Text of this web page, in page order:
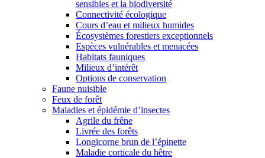
sensibles et la biodiversité
Connectivité écologique
Cours d’eau et milieux humides
Écosystèmes forestiers exceptionnels
Espèces vulnérables et menacées
Habitats fauniques
Milieux d’intérêt
Options de conservation
Faune nuisible
Feux de forêt
Maladies et épidémie d’insectes
Agrile du frêne
Livrée des forêts
Longicorne brun de l’épinette
Maladie corticale du hêtre